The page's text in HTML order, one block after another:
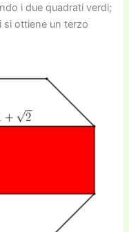
i due quadrati verdi;
si ottiene un terzo